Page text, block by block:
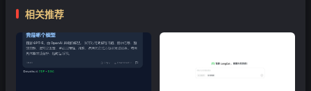
相关推荐